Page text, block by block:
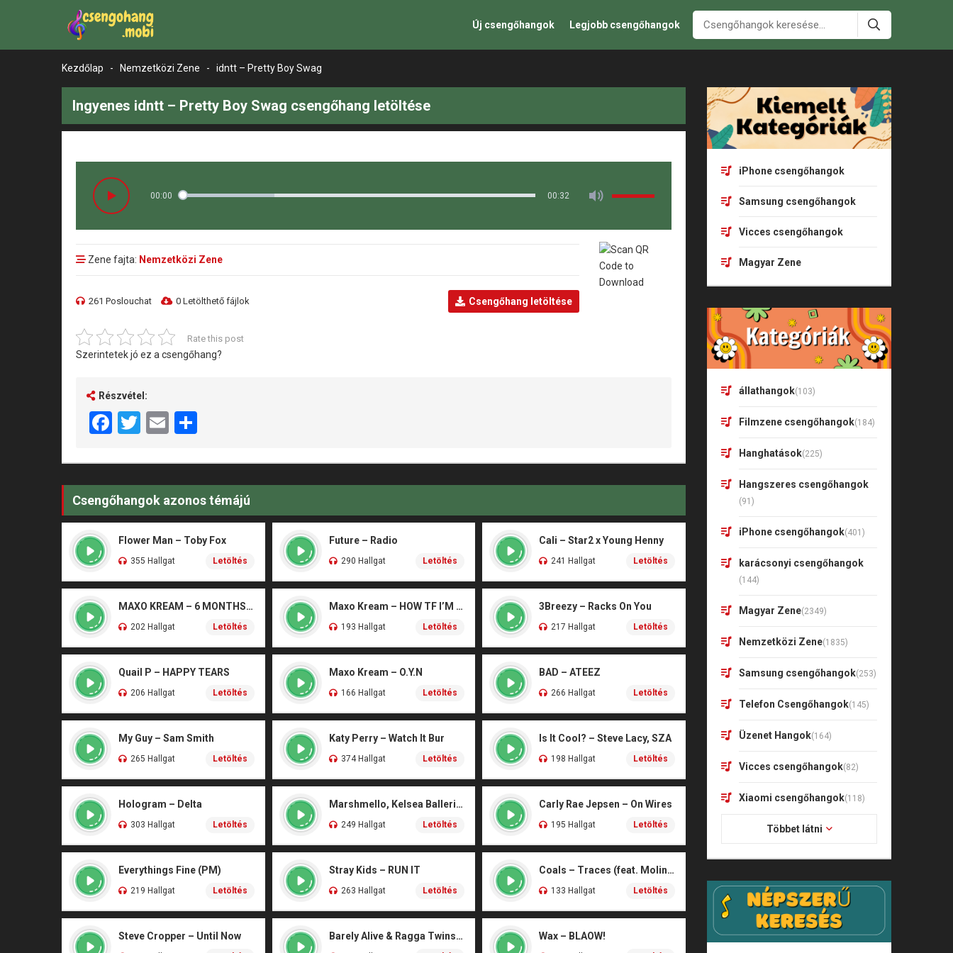
Új csengőhangok Legjobb csengőhangok
Kezdőlap - Nemzetközi Zene - idntt – Pretty Boy Swag
Ingyenes idntt – Pretty Boy Swag csengőhang letöltése
00:00 00:32
Zene fajta: Nemzetközi Zene
261 Poslouchat 0 Letölthető fájlok Csengőhang letöltése
Rate this post
Szerintetek jó ez a csengőhang?
Részvétel:
Facebook
Twitter
Email
Csengőhangok azonos témájú
Flower Man – Toby Fox
355 Hallgat Letöltés
Future – Radio
290 Hallgat Letöltés
Cali – Star2 x Young Henny
241 Hallgat Letöltés
MAXO KREAM – 6 MONTHS CLEAN
202 Hallgat Letöltés
Maxo Kream – HOW TF I’M LUCKY
193 Hallgat Letöltés
3Breezy – Racks On You
217 Hallgat Letöltés
Quail P – HAPPY TEARS
206 Hallgat Letöltés
Maxo Kream – O.Y.N
166 Hallgat Letöltés
BAD – ATEEZ
266 Hallgat Letöltés
My Guy – Sam Smith
265 Hallgat Letöltés
Katy Perry – Watch It Bur
374 Hallgat Letöltés
Is It Cool? – Steve Lacy, SZA
198 Hallgat Letöltés
Hologram – Delta
303 Hallgat Letöltés
Marshmello, Kelsea Ballerini – Another Drink
249 Hallgat Letöltés
Carly Rae Jepsen – On Wires
195 Hallgat Letöltés
Everythings Fine (PM)
219 Hallgat Letöltés
Stray Kids – RUN IT
263 Hallgat Letöltés
Coals – Traces (feat. Molina)
133 Hallgat Letöltés
Steve Cropper – Until Now Barely Alive & Ragga Twins – We Set It Wax – BLAOW!
iPhone csengőhangok
Samsung csengőhangok
Vicces csengőhangok
Magyar Zene
állathangok(103)
Filmzene csengőhangok(184)
Hanghatások(225)
Hangszeres csengőhangok
(91)
iPhone csengőhangok(401)
karácsonyi csengőhangok
(144)
Magyar Zene(2349)
Nemzetközi Zene(1835)
Samsung csengőhangok(253)
Telefon Csengőhangok(145)
Üzenet Hangok(164)
Vicces csengőhangok(82)
Xiaomi csengőhangok(118)
Többet látni